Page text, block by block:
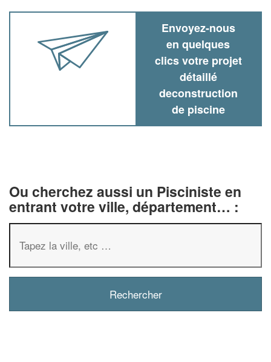
Envoyez-nous
en quelques
clics votre projet
détaillé
deconstruction
de piscine
Ou cherchez aussi un Pisciniste en
entrant votre ville, département… :